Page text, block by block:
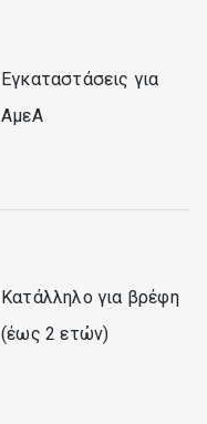
Εγκαταστάσεις για
ΑμεΑ
Κατάλληλο για βρέφη
(έως 2 ετών)